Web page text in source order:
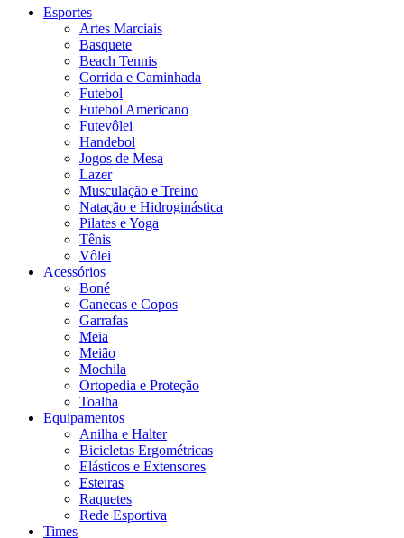
Esportes
Artes Marciais
Basquete
Beach Tennis
Corrida e Caminhada
Futebol
Futebol Americano
Futevôlei
Handebol
Jogos de Mesa
Lazer
Musculação e Treino
Natação e Hidroginástica
Pilates e Yoga
Tênis
Vôlei
Acessórios
Boné
Canecas e Copos
Garrafas
Meia
Meião
Mochila
Ortopedia e Proteção
Toalha
Equipamentos
Anilha e Halter
Bicicletas Ergométricas
Elásticos e Extensores
Esteiras
Raquetes
Rede Esportiva
Times